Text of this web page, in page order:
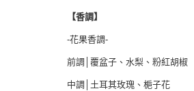
【香調】
-花果香調-
前調│覆盆子、水梨、粉紅胡椒
中調│土耳其玫瑰、梔子花